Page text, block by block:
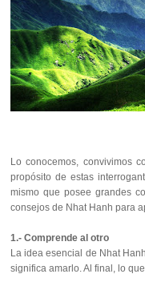
Lo conocemos, convivimos
propósito de estas
mismo que posee grandes
consejos de Nhat Hanh para
1.- Comprende al otro
La idea esencial de Nhat
significa amarlo. Al final, lo